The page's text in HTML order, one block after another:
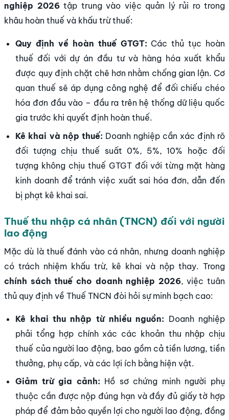
nghiệp 2026tập trung vào việc quản lý rủi ro trong
khâu hoàn thuế và khấu trừ thuế:
Quy định về hoàn thuế GTGT: Các thủ tục hoàn
thuế đối với dự án đầu tư và hàng hóa xuất khẩu
được quy định chặt chẽ hơn nhằm chống gian lận. Cơ
quan thuế sẽ áp dụng công nghệ để đối chiếu chéo
hóa đơn đầu vào – đầu ra trên hệ thống dữ liệu quốc
gia trước khi quyết định hoàn thuế.
Kê khai và nộp thuế: Doanh nghiệp cần xác định rõ
đối tượng chịu thuế suất 0%, 5%, 10% hoặc đối
tượng không chịu thuế GTGT đối với từng mặt hàng
kinh doanh để tránh việc xuất sai hóa đơn, dẫn đến
bị phạt kê khai sai.
Thuế thu nhập cá nhân (TNCN) đối với người
lao động
Mặc dù là thuế đánh vào cá nhân, nhưng doanh nghiệp
có trách nhiệm khấu trừ, kê khai và nộp thay. Trong
chính sách thuế cho doanh nghiệp 2026, việc tuân
thủ quy định về Thuế TNCN đòi hỏi sự minh bạch cao:
Kê khai thu nhập từ nhiều nguồn: Doanh nghiệp
phải tổng hợp chính xác các khoản thu nhập chịu
thuế của người lao động, bao gồm cả tiền lương, tiền
thưởng, phụ cấp, và các lợi ích bằng hiện vật.
Giảm trừ gia cảnh: Hồ sơ chứng minh người phụ
thuộc cần được nộp đúng hạn và đầy đủ giấy tờ hợp
pháp để đảm bảo quyền lợi cho người lao động, đồng